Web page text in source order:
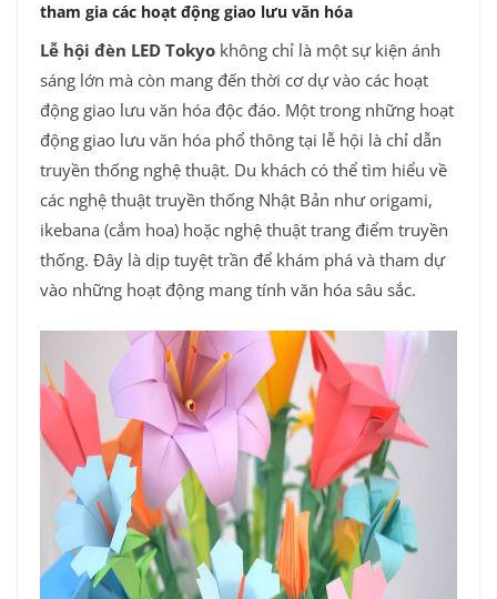
tham gia các hoạt động giao lưu văn hóa
Lễ hội đèn LED Tokyo không chỉ là một sự kiện ánh
sáng lớn mà còn mang đến thời cơ dự vào các hoạt
động giao lưu văn hóa độc đáo. Một trong những hoạt
động giao lưu văn hóa phổ thông tại lễ hội là chỉ dẫn
truyền thống nghệ thuật. Du khách có thể tìm hiểu về
các nghệ thuật truyền thống Nhật Bản như origami,
ikebana (cắm hoa) hoặc nghệ thuật trang điểm truyền
thống. Đây là dịp tuyệt trần để khám phá và tham dự
vào những hoạt động mang tính văn hóa sâu sắc.